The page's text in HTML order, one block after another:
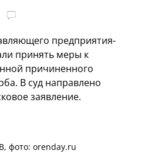
предприятия-
принять меры к
причиненного
В суд направлено
заявление.
фото: orenday.ru